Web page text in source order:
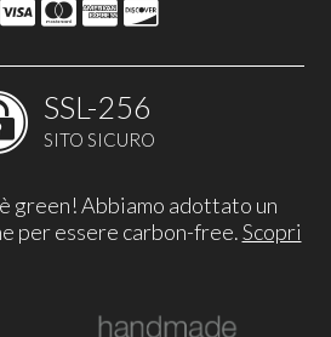
SSL-256
SITO SICURO
green! Abbiamo adottato un
per essere carbon-free.Scopri